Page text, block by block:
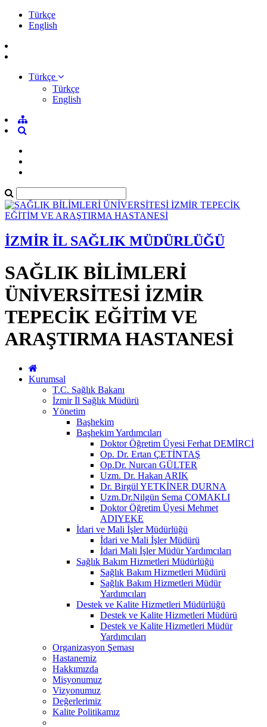
Türkçe
English
Türkçe
Türkçe
English
İZMİR İL SAĞLIK MÜDÜRLÜĞÜ
SAĞLIK BİLİMLERİ
ÜNİVERSİTESİ İZMİR
TEPECİK EĞİTİM VE
ARAŞTIRMA HASTANESİ
Kurumsal
T.C. Sağlık Bakanı
İzmir İl Sağlık Müdürü
Yönetim
Başhekim
Başhekim Yardımcıları
Doktor Öğretim Üyesi Ferhat DEMİRCİ
Op. Dr. Ertan ÇETİNTAŞ
Op.Dr. Nurcan GÜLTER
Uzm. Dr. Hakan ARIK
Dr. Birgül YETKİNER DURNA
Uzm.Dr.Nilgün Sema ÇOMAKLI
Doktor Öğretim Üyesi Mehmet
ADIYEKE
İdari ve Mali İşler Müdürlüğü
İdari ve Mali İşler Müdürü
İdari Mali İşler Müdür Yardımcıları
Sağlık Bakım Hizmetleri Müdürlüğü
Sağlık Bakım Hizmetleri Müdürü
Sağlık Bakım Hizmetleri Müdür
Yardımcıları
Destek ve Kalite Hizmetleri Müdürlüğü
Destek ve Kalite Hizmetleri Müdürü
Destek ve Kalite Hizmetleri Müdür
Yardımcıları
Organizasyon Şeması
Hastanemiz
Hakkımızda
Misyonumuz
Vizyonumuz
Değerlerimiz
Kalite Politikamız